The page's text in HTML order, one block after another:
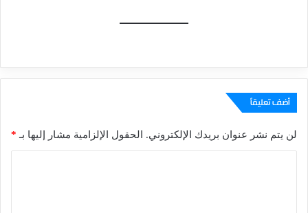
أضف تعليقاً
لن يتم نشر عنوان بريدك الإلكتروني. الحقول الإلزامية مشار إليها بـ *